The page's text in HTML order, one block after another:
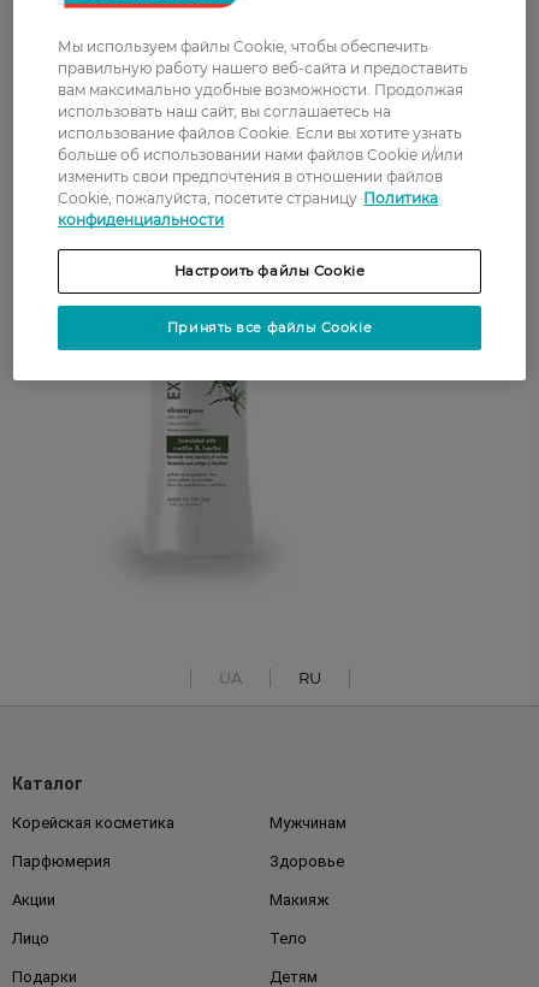
чешуйки, и увлажняет, облегчая зуд. Ищите
средства, богатые питательными
компонентами.
UA RU
Каталог
Корейская косметика Мужчинам
Парфюмерия Здоровье
Акции Макияж
Лицо Тело
Подарки Детям
Мы используем файлы Cookie, чтобы обеспечить
правильную работу нашего веб-сайта и предоставить
вам максимально удобные возможности. Продолжая
использовать наш сайт, вы соглашаетесь на
использование файлов Cookie. Если вы хотите узнать
больше об использовании нами файлов Cookie и/или
изменить свои предпочтения в отношении файлов
Cookie, пожалуйста, посетите страницу Политика
конфиденциальности
Настроить файлы Cookie
Принять все файлы Cookie